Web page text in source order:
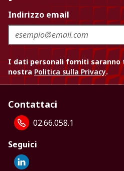
Indirizzo email
I dati personali forniti
nostra Politica sulla Privacy.
Contattaci
02.66.058.1
Seguici